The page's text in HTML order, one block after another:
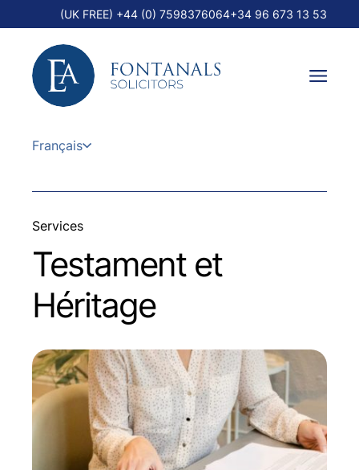
(UK FREE) +44 (0) 7598376064+34 96 673 13 53
Français
Services
Testament et
Héritage